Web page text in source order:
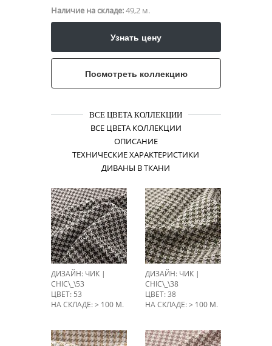
Наличие на складе:49,2 м.
Узнать цену
Посмотреть коллекцию
ВСЕ ЦВЕТА КОЛЛЕКЦИИ
ВСЕ ЦВЕТА КОЛЛЕКЦИИ
ОПИСАНИЕ
ТЕХНИЧЕСКИЕ ХАРАКТЕРИСТИКИ
ДИВАНЫ В ТКАНИ
ДИЗАЙН: ЧИК |
CHIC\_\53
ЦВЕТ: 53
НА СКЛАДЕ: > 100 М.
ДИЗАЙН: ЧИК |
CHIC\_\38
ЦВЕТ: 38
НА СКЛАДЕ: > 100 М.